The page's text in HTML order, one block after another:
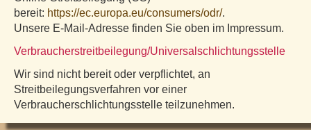
bereit: https://ec.europa.eu/consumers/odr/.
Unsere E-Mail-Adresse finden Sie oben im Impressum.
Verbraucher­streit­beilegung/Universal­schlichtungs­stelle
Wir sind nicht bereit oder verpflichtet, an
Streitbeilegungsverfahren vor einer
Verbraucherschlichtungsstelle teilzunehmen.